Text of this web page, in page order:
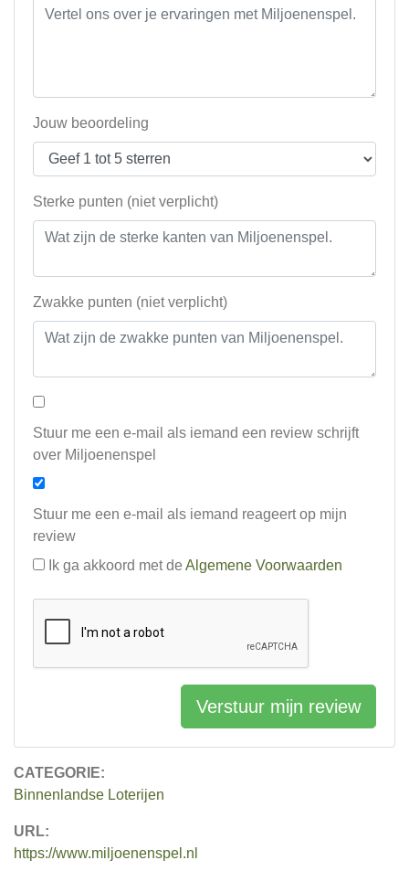
CATEGORIE:
Binnenlandse Loterijen
URL:
https://www.miljoenenspel.nl
Jouw beoordeling
Sterke punten (niet verplicht)
Zwakke punten (niet verplicht)
Stuur me een e-mail als iemand een review schrijft
over Miljoenenspel
Stuur me een e-mail als iemand reageert op mijn
review
Ik ga akkoord met de Algemene Voorwaarden
Verstuur mijn review